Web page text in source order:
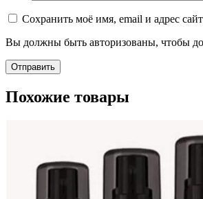
Сохранить моё имя, email и адрес
Вы должны быть авторизованы, чтобы
Похожие товары